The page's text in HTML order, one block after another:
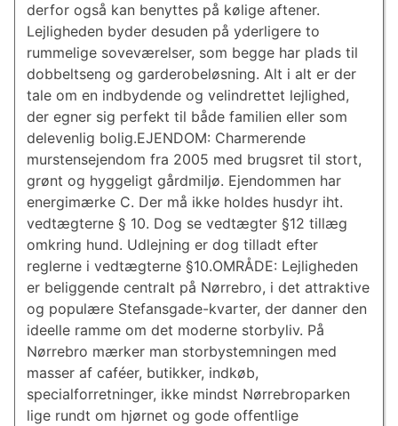
derfor også kan benyttes på kølige aftener.
Lejligheden byder desuden på yderligere to
rummelige soveværelser, som begge har plads til
dobbeltseng og garderobeløsning. Alt i alt er der
tale om en indbydende og velindrettet lejlighed,
der egner sig perfekt til både familien eller som
delevenlig bolig.EJENDOM: Charmerende
murstensejendom fra 2005 med brugsret til stort,
grønt og hyggeligt gårdmiljø. Ejendommen har
energimærke C. Der må ikke holdes husdyr iht.
vedtægterne § 10. Dog se vedtægter §12 tillæg
omkring hund. Udlejning er dog tilladt efter
reglerne i vedtægterne §10.OMRÅDE: Lejligheden
er beliggende centralt på Nørrebro, i det attraktive
og populære Stefansgade-kvarter, der danner den
ideelle ramme om det moderne storbyliv. På
Nørrebro mærker man storbystemningen med
masser af caféer, butikker, indkøb,
specialforretninger, ikke mindst Nørrebroparken
lige rundt om hjørnet og gode offentlige